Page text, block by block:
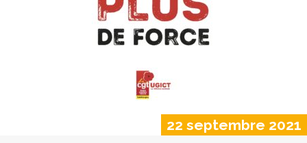
22 septembre 2021